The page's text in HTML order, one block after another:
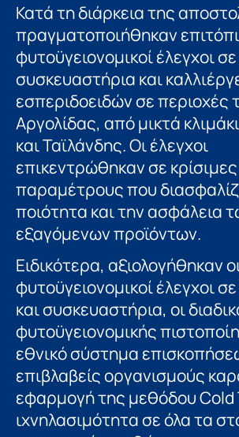
Κατά τη διάρκεια της
πραγματοποιήθηκαν
φυτοϋγειονομικοί έλεγχοι σε
συσκευαστήρια και
εσπεριδοειδών σε περιοχές
Αργολίδας, από μικτά
και Ταϊλάνδης. Οι έλεγχοι
επικεντρώθηκαν σε κρίσιμες
παραμέτρους που
ποιότητα και την ασφάλεια
εξαγόμενων προϊόντων.
Ειδικότερα, αξιολογήθηκαν
φυτοϋγειονομικοί έλεγχοι
και συσκευαστήρια, οι
φυτοϋγειονομικής
εθνικό σύστημα
επιβλαβείς οργανισμούς
εφαρμογή της μεθόδου
ιχνηλασιμότητα σε όλα τα